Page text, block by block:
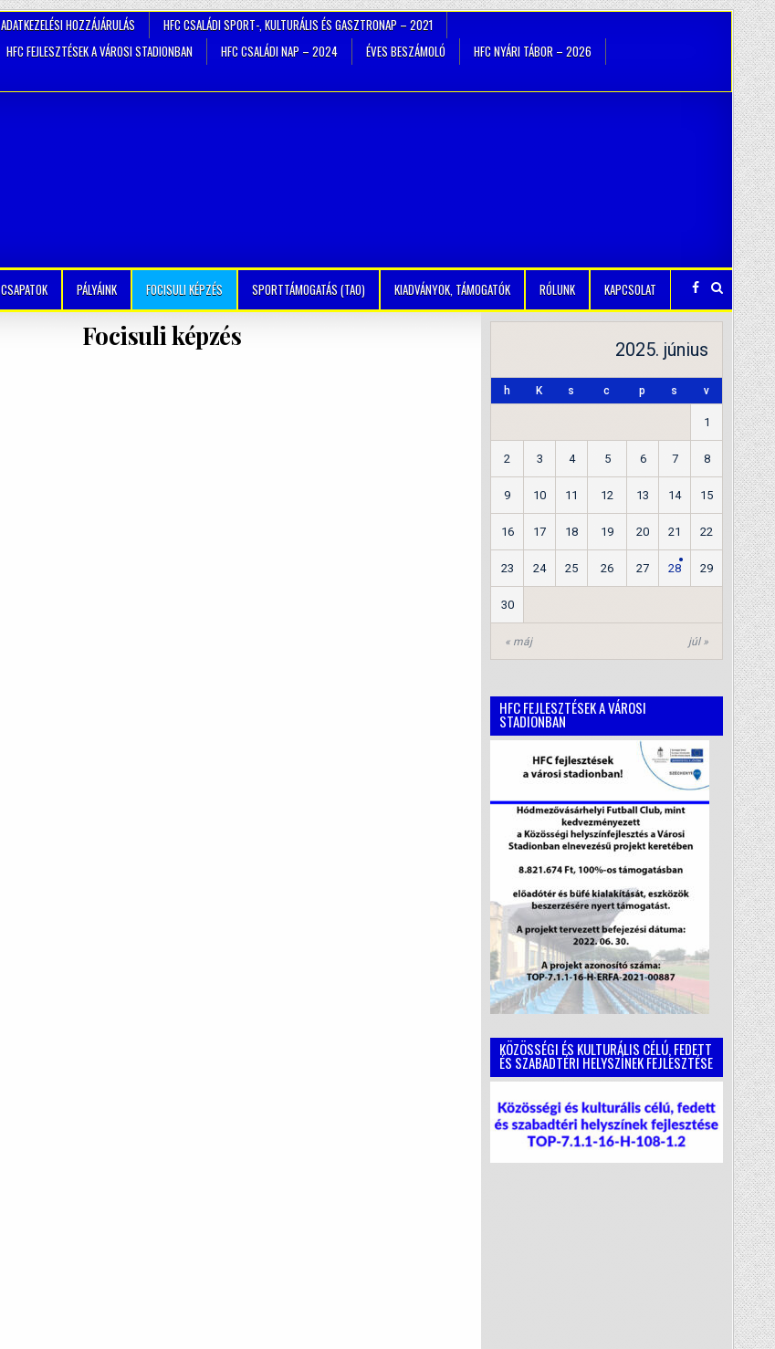
ADATKEZELÉSI HOZZÁJÁRULÁS
HFC CSALÁDI SPORT-, KULTURÁLIS ÉS GASZTRONAP – 2021
HFC FEJLESZTÉSEK A VÁROSI STADIONBAN HFC CSALÁDI NAP – 2024 ÉVES BESZÁMOLÓ
HFC NYÁRI TÁBOR – 2026
CSAPATOK PÁLYÁINK FOCISULI KÉPZÉS SPORTTÁMOGATÁS (TAO) KIADVÁNYOK, TÁMOGATÓK RÓLUNK KAPCSOLAT
Focisuli képzés 2025. június
h K s c p s v
« máj júl »
1
2 3 4 5 6 7 8
9 10 11 12 13 14 15
16 17 18 19 20 21 22
23 24 25 26 27 28 29
30
HFC FEJLESZTÉSEK A VÁROSI
STADIONBAN
KÖZÖSSÉGI ÉS KULTURÁLIS CÉLÚ, FEDETT
ÉS SZABADTÉRI HELYSZÍNEK FEJLESZTÉSE